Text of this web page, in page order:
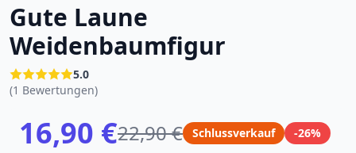
Gute Laune
Weidenbaumfigur
5.0
(1 Bewertungen)
16,90 €22,90 € Schlussverkauf -26%